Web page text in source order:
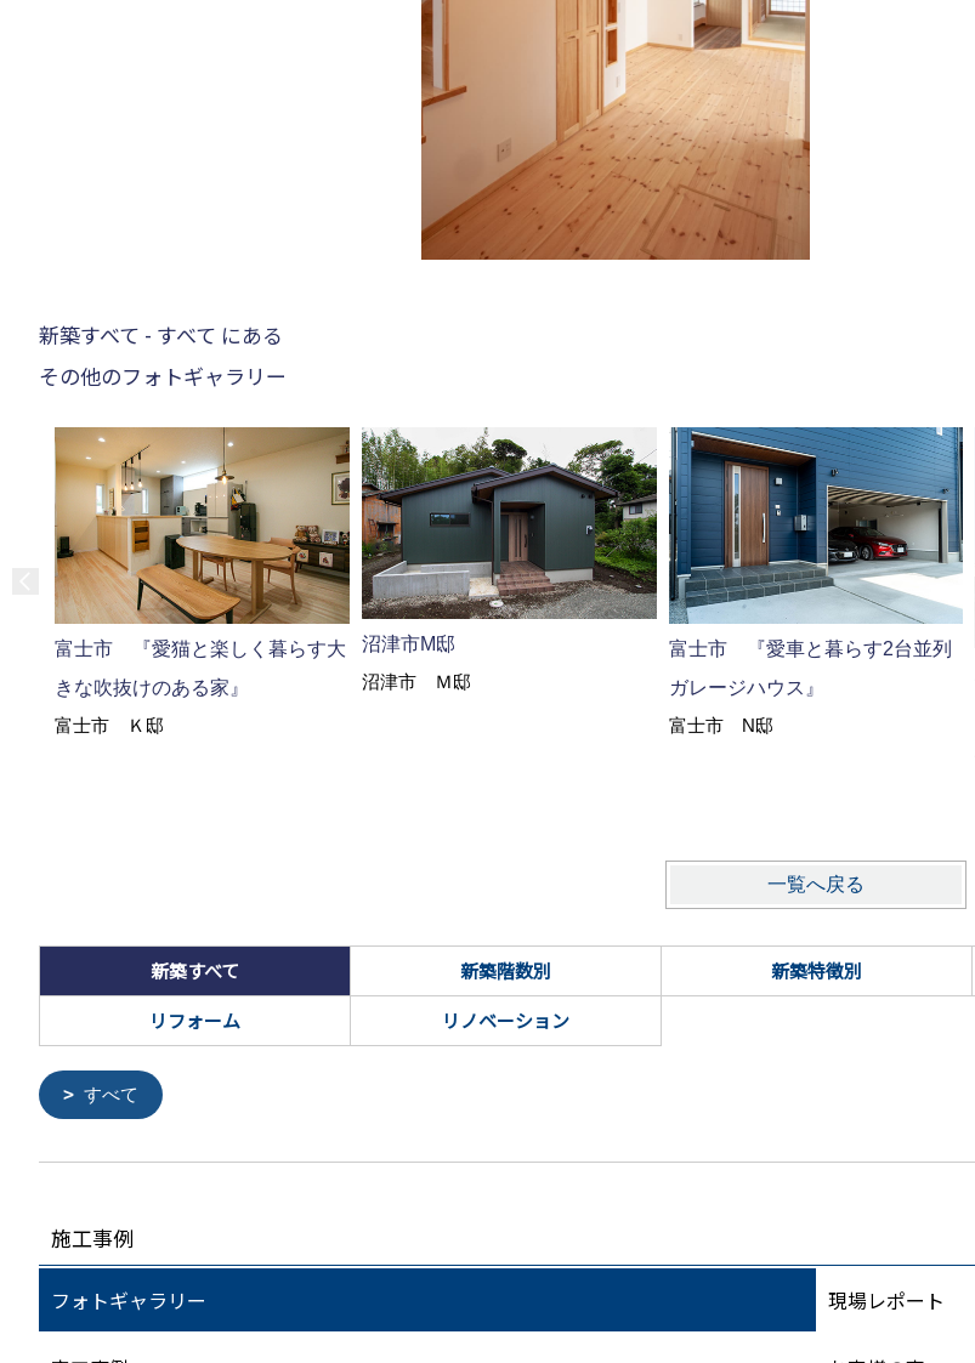
新築すべて - すべて にある
その他のフォトギャラリー
富士市 『愛猫と楽しく暮らす大
きな吹抜けのある家』
富士市 Ｋ邸
沼津市M邸
沼津市 Ｍ邸
富士市 『愛車と暮らす2台並列
ガレージハウス』
富士市 N邸
一覧へ戻る
新築すべて 新築階数別 新築特徴別
リフォーム
リノベーション
すべて
施工事例
フォトギャラリー 現場レポート